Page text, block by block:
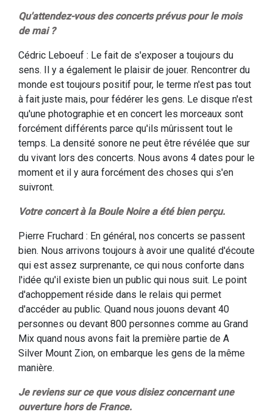
Qu'attendez-vous des concerts prévus pour le mois
de mai ?
Cédric Leboeuf : Le fait de s'exposer a toujours du
sens. Il y a également le plaisir de jouer. Rencontrer du
monde est toujours positif pour, le terme n'est pas tout
à fait juste mais, pour fédérer les gens. Le disque n'est
qu'une photographie et en concert les morceaux sont
forcément différents parce qu'ils mûrissent tout le
temps. La densité sonore ne peut être révélée que sur
du vivant lors des concerts. Nous avons 4 dates pour le
moment et il y aura forcément des choses qui s'en
suivront.
Votre concert à la Boule Noire a été bien perçu.
Pierre Fruchard : En général, nos concerts se passent
bien. Nous arrivons toujours à avoir une qualité d'écoute
qui est assez surprenante, ce qui nous conforte dans
l'idée qu'il existe bien un public qui nous suit. Le point
d'achoppement réside dans le relais qui permet
d'accéder au public. Quand nous jouons devant 40
personnes ou devant 800 personnes comme au Grand
Mix quand nous avons fait la première partie de A
Silver Mount Zion, on embarque les gens de la même
manière.
Je reviens sur ce que vous disiez concernant une
ouverture hors de France.